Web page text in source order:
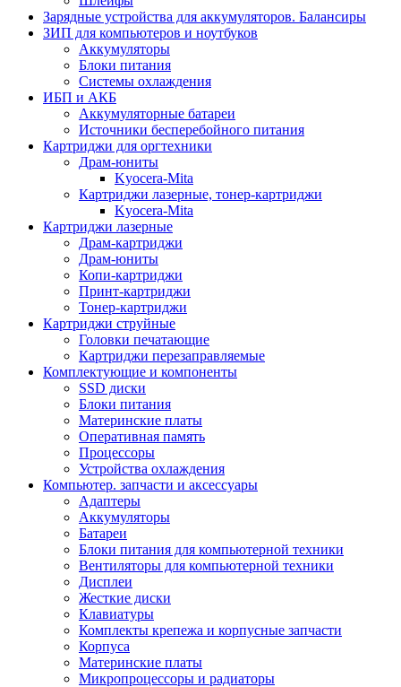
Зарядные устройства для аккумуляторов. Балансиры
ЗИП для компьютеров и ноутбуков
Аккумуляторы
Блоки питания
Системы охлаждения
ИБП и АКБ
Аккумуляторные батареи
Источники бесперебойного питания
Картриджи для оргтехники
Драм-юниты
Kyocera-Mita
Картриджи лазерные, тонер-картриджи
Kyocera-Mita
Картриджи лазерные
Драм-картриджи
Драм-юниты
Копи-картриджи
Принт-картриджи
Тонер-картриджи
Картриджи струйные
Головки печатающие
Картриджи перезаправляемые
Комплектующие и компоненты
SSD диски
Блоки питания
Материнские платы
Оперативная память
Процессоры
Устройства охлаждения
Компьютер. запчасти и аксессуары
Адаптеры
Аккумуляторы
Батареи
Блоки питания для компьютерной техники
Вентиляторы для компьютерной техники
Дисплеи
Жесткие диски
Клавиатуры
Комплекты крепежа и корпусные запчасти
Корпуса
Материнские платы
Микропроцессоры и радиаторы